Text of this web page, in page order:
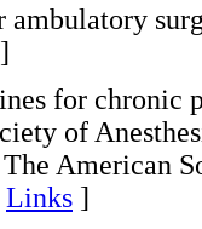
ambulatory
]
for chronic
of
American
Links ]